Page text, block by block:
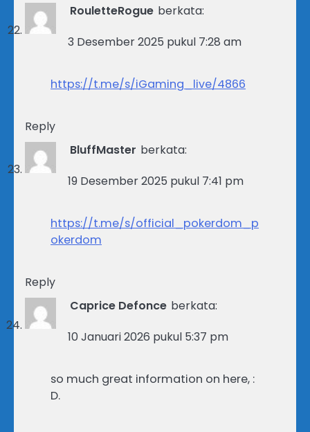
RouletteRogue berkata:
3 Desember 2025 pukul 7:28 am
https://t.me/s/iGaming_live/4866
Reply
BluffMaster berkata:
19 Desember 2025 pukul 7:41 pm
https://t.me/s/official_pokerdom_p
okerdom
Reply
Caprice Defonce berkata:
10 Januari 2026 pukul 5:37 pm
so much great information on here, :
D.